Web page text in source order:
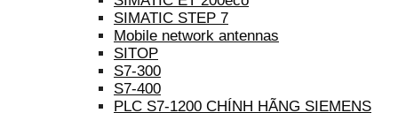
SIMATIC STEP 7
Mobile network antennas
SITOP
S7-300
S7-400
PLC S7-1200 CHÍNH HÃNG SIEMENS